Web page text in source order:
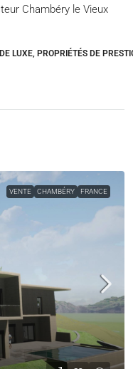
Chambéry le Vieux
LUXE, PROPRIÉTÉS DE
VENTE CHAMBÉRY FRANCE